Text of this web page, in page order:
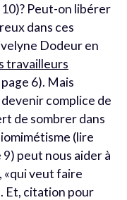
10)? Peut-on libérer
dans ces
Dodeur en
travailleurs
page 6). Mais
complice de
de sombrer dans
(lire
9) peut nous aider à
veut faire
Et, citation pour